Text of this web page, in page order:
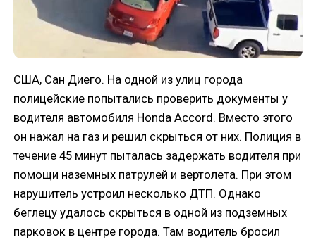
США, Сан Диего. На одной из улиц города
полицейские попытались проверить документы у
водителя автомобиля Honda Accord. Вместо этого
он нажал на газ и решил скрыться от них. Полиция в
течение 45 минут пыталась задержать водителя при
помощи наземных патрулей и вертолета. При этом
нарушитель устроил несколько ДТП. Однако
беглецу удалось скрыться в одной из подземных
парковок в центре города. Там водитель бросил